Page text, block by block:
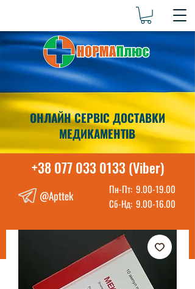
ОНЛАЙН СЕРВІС ДОСТАВКИ
МЕДИКАМЕНТІВ
+38 077 033 0133 (Viber)
@Apttek Пн-Пт: 9.00-19.00
Сб-Нд: 9.00-16.00